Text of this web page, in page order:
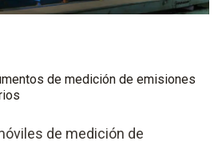
de medición de emisiones
de medición de